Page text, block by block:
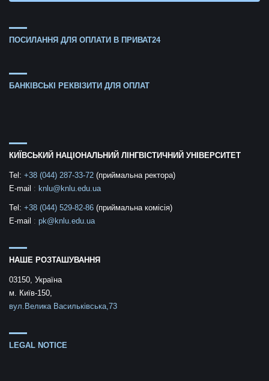
ПОСИЛАННЯ ДЛЯ ОПЛАТИ В ПРИВАТ24
БАНКІВСЬКІ РЕКВІЗИТИ ДЛЯ ОПЛАТ
КИЇВСЬКИЙ НАЦІОНАЛЬНИЙ ЛІНГВІСТИЧНИЙ УНІВЕРСИТЕТ
Tel: +38 (044) 287-33-72 (приймальна ректора)
E-mail : knlu@knlu.edu.ua
Tel: +38 (044) 529-82-86 (приймальна комісія)
E-mail : pk@knlu.edu.ua
НАШЕ РОЗТАШУВАННЯ
03150, Україна
м. Київ-150,
вул.Велика Васильківська,73
LEGAL NOTICE